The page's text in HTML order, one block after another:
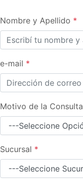
Nombre y Apellido *
e-mail *
Motivo de la Consulta
Sucursal *